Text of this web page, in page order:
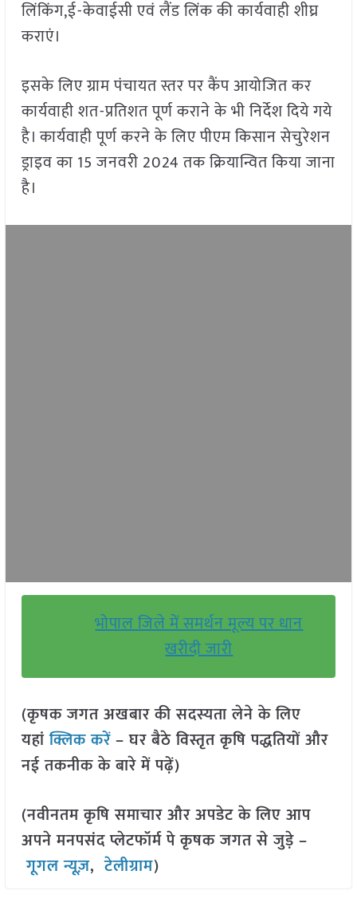
लिंकिंग,ई-केवाईसी एवं लैंड लिंक की कार्यवाही शीघ्र
कराएं।
इसके लिए ग्राम पंचायत स्तर पर कैंप आयोजित कर
कार्यवाही शत-प्रतिशत पूर्ण कराने के भी निर्देश दिये गये
है। कार्यवाही पूर्ण करने के लिए पीएम किसान सेचुरेशन
ड्राइव का 15 जनवरी 2024 तक क्रियान्वित किया जाना
है।
भोपाल जिले में समर्थन मूल्य पर धान
खरीदी जारी
(कृषक जगत अखबार की सदस्यता लेने के लिए
यहांक्लिक करें– घर बैठे विस्तृत कृषि पद्धतियों और
नई तकनीक के बारे में पढ़ें)
(नवीनतम कृषि समाचार और अपडेट के लिए आप
अपने मनपसंद प्लेटफॉर्म पे कृषक जगत से जुड़े –
गूगल न्यूज़,टेलीग्राम)